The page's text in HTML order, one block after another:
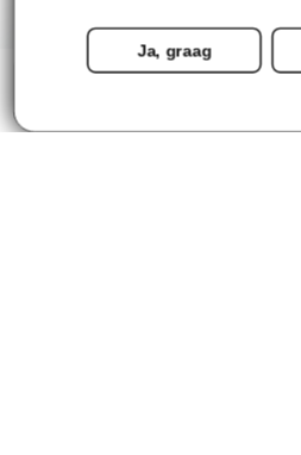
Categorieën
Contact
Ja, graag